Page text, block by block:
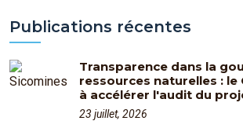
Publications récentes
Transparence dans la
ressources naturelles : le
à accélérer l'audit du
23 juillet, 2026